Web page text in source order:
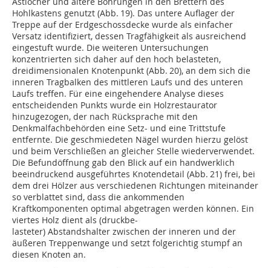
Hohlkastens genutzt (Abb. 19). Das untere Auflager der
Treppe auf der Erdgeschossdecke wurde als einfacher
Versatz identifiziert, dessen Tragfähigkeit als ausreichend
eingestuft wurde. Die weiteren Untersuchun­gen
konzentrierten sich daher auf den hoch belasteten,
dreidimensionalen Knotenpunkt (Abb. 20), an dem sich die
inneren Tragbalken des mittleren Laufs und des unteren
Laufs treffen. Für eine eingehendere Analyse dieses
entscheidenden Punkts wurde ein Holzrestaurator
hinzugezogen, der nach Rücksprache mit den
Denkmalfachbehörden eine Setz- und eine Trittstufe
entfern­te. Die geschmiedeten Nägel wurden hierzu gelöst
und beim Verschließen an gleicher Stelle wiederverwendet.
Die Befundöffnung gab den Blick auf ein handwerklich
beeindruckend ausgeführtes Knotendetail (Abb. 21) frei, bei
dem drei Hölzer aus verschiedenen Richtungen miteinander
so verblattet sind, dass die ankommenden
Kraftkomponenten optimal abgetragen werden können. Ein
viertes Holz dient als (druckbe-
lasteter) Abstandshalter zwischen der inneren und der
äußeren Treppenwange und setzt folgerichtig stumpf an
diesen Knoten an.